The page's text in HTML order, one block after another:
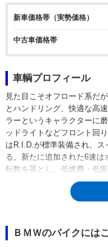
新車価格帯（実勢価格）
中古車価格帯
車輌プロフィール
見た目こそオフロード系だ
とハンドリング、快適な高
ラーというキャラクターに
ッドライトなどフロント回
はR.I.D.が標準装備され、
る。新たに追加された6速
転数を落とし、低燃費・低
の快適性を実現。日本標準
いう性格を考慮し、スイッ
クションフレーム構造自体
ーの一新、ステッププレー
ＢＭＷのバイクには